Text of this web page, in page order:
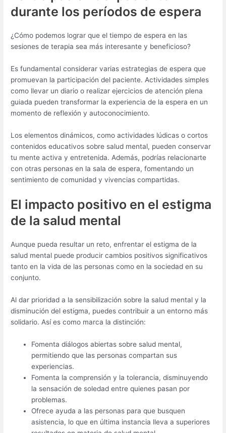
durante los períodos de espera
¿Cómo podemos lograr que el tiempo de espera en las
sesiones de terapia sea más interesante y beneficioso?
Es fundamental considerar varias estrategias de espera que
promuevan la participación del paciente. Actividades simples
como llevar un diario o realizar ejercicios de atención plena
guiada pueden transformar la experiencia de la espera en un
momento de reflexión y autoconocimiento.
Los elementos dinámicos, como actividades lúdicas o cortos
contenidos educativos sobre salud mental, pueden conservar
tu mente activa y entretenida. Además, podrías relacionarte
con otras personas en la sala de espera, fomentando un
sentimiento de comunidad y vivencias compartidas.
El impacto positivo en el estigma
de la salud mental
Aunque pueda resultar un reto, enfrentar el estigma de la
salud mental puede producir cambios positivos significativos
tanto en la vida de las personas como en la sociedad en su
conjunto.
Al dar prioridad a la sensibilización sobre la salud mental y la
disminución del estigma, puedes contribuir a un entorno más
solidario. Así es como marca la distinción:
Fomenta diálogos abiertas sobre salud mental,
permitiendo que las personas compartan sus
experiencias.
Fomenta la comprensión y la tolerancia, disminuyendo
la sensación de soledad entre quienes pasan por
problemas.
Ofrece ayuda a las personas para que busquen
asistencia, lo que en última instancia lleva a superiores